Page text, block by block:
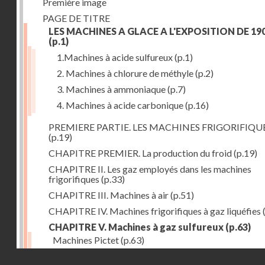
PAGE DE TITRE
LES MACHINES A GLACE A L'EXPOSITION DE
(p.1)
1.Machines à acide sulfureux(p.1)
2. Machines à chlorure de méthyle(p.2)
3. Machines à ammoniaque(p.7)
4. Machines à acide carbonique(p.16)
PREMIERE PARTIE. LES MACHINES
(p.19)
CHAPITRE PREMIER. La production du froid(p.19)
CHAPITRE II. Les gaz employés dans les machines
frigorifiques (p.33)
CHAPITRE III. Machines à air(p.51)
CHAPITRE IV. Machines frigorifiques à gaz liquéfies
CHAPITRE V. Machines à gaz sulfureux (p.63)
Machines Pictet(p.63)